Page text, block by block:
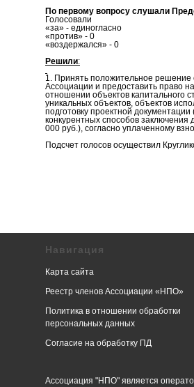
По первому вопросу слушали
Голосовали
«за» - единогласно
«против» - 0
«воздержался» - 0
Решили:
1. Принять положительное
Ассоциации и предоставить право
отношении объектов капитального
уникальных объектов, объектов
подготовку проектной
конкурентных способов заключения
000 руб.), согласно уплаченному
Подсчет голосов осуществил
Навигация
Карта сайта
Реестр членов Ассоциации «НПО»
Политика в отношении обработки
персональных данных
Согласие на обработку ПД
Ассоциация "НПО" является